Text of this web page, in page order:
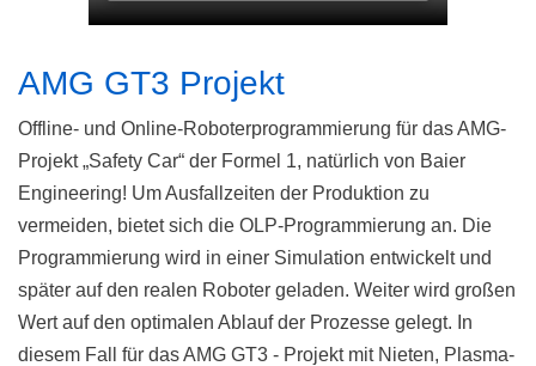
AMG GT3 Projekt
Offline- und Online-Roboterprogrammierung für das AMG-
Projekt „Safety Car“ der Formel 1, natürlich von Baier
Engineering! Um Ausfallzeiten der Produktion zu
vermeiden, bietet sich die OLP-Programmierung an. Die
Programmierung wird in einer Simulation entwickelt und
später auf den realen Roboter geladen. Weiter wird großen
Wert auf den optimalen Ablauf der Prozesse gelegt. In
diesem Fall für das AMG GT3 - Projekt mit Nieten, Plasma-